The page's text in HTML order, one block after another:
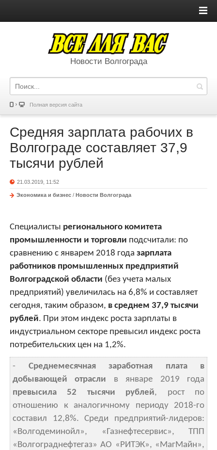
Новости Волгограда
Полная версия сайта
Средняя зарплата рабочих в
Волгограде составляет 37,9
тысячи рублей
21.03.2019, 11:52
Экономика и бизнес / Новости Волгограда
Специалисты регионального комитета
промышленности и торговли подсчитали: по
сравнению с январем 2018 года зарплата
работников промышленных предприятий
Волгоградской области (без учета малых
предприятий) увеличилась на 6,8% и составляет
сегодня, таким образом, в среднем 37,9 тысячи
рублей. При этом индекс роста зарплаты в
индустриальном секторе превысил индекс роста
потребительских цен на 1,2%.
- Среднемесячная заработная плата в
добывающей отрасли в январе 2019 года
превысила 52 тысячи рублей, рост по
отношению к аналогичному периоду 2018-го
составил 12,8%. Среди предприятий-лидеров:
«Волгодеминойл», «Газнефтесервис», ТПП
«Волгограднефтегаз» АО «РИТЭК», «МагМайн»,